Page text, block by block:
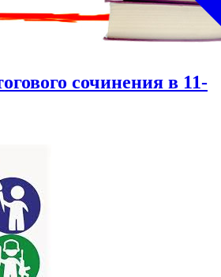
сочинения в 11-